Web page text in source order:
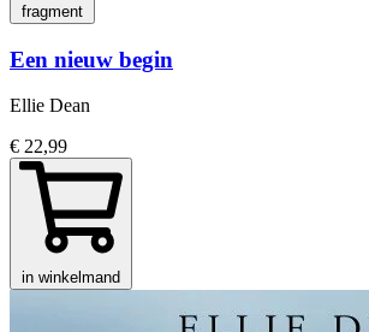
fragment
Een nieuw begin
Ellie Dean
€ 22,99
in winkelmand